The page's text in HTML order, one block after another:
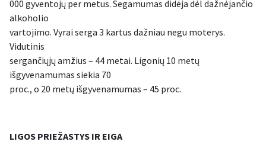
000 gyventojų per metus. Segamumas didėja dėl dažnėjančio
alkoholio
vartojimo. Vyrai serga 3 kartus dažniau negu moterys.
Vidutinis
sergančiųjų amžius – 44 metai. Ligonių 10 metų
išgyvenamumas siekia 70
proc., o 20 metų išgyvenamumas – 45 proc.
LIGOS PRIEŽASTYS IR EIGA